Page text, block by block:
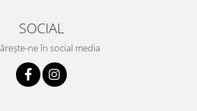
SOCIAL
ne în social media